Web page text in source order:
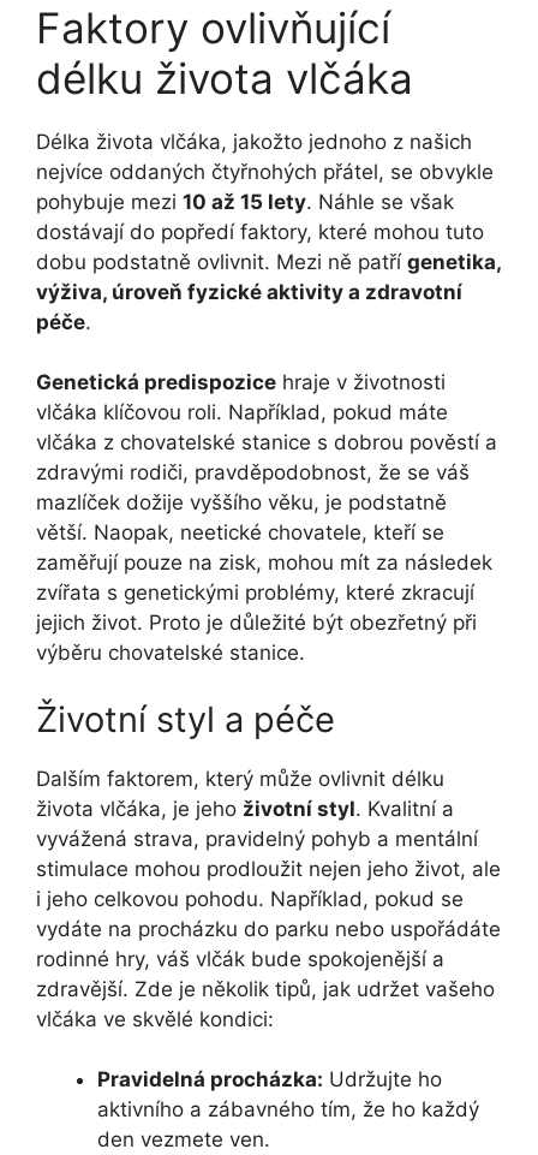
Faktory ovlivňující
délku života vlčáka
Délka života vlčáka, jakožto jednoho z našich
nejvíce oddaných čtyřnohých přátel, se obvykle
pohybuje mezi 10 až 15 lety. Náhle se však
dostávají do popředí faktory, které mohou tuto
dobu podstatně ovlivnit. Mezi ně patří genetika,
výživa, úroveň fyzické aktivity a zdravotní
péče.
Genetická predispozice hraje v životnosti
vlčáka klíčovou roli. Například, pokud máte
vlčáka z chovatelské stanice s dobrou pověstí a
zdravými rodiči, pravděpodobnost, že se váš
mazlíček dožije vyššího věku, je podstatně
větší. Naopak, neetické chovatele, kteří se
zaměřují pouze na zisk, mohou mít za následek
zvířata s genetickými problémy, které zkracují
jejich život. Proto je důležité být obezřetný při
výběru chovatelské stanice.
Životní styl a péče
Dalším faktorem, který může ovlivnit délku
života vlčáka, je jeho životní styl. Kvalitní a
vyvážená strava, pravidelný pohyb a mentální
stimulace mohou prodloužit nejen jeho život, ale
i jeho celkovou pohodu. Například, pokud se
vydáte na procházku do parku nebo uspořádáte
rodinné hry, váš vlčák bude spokojenější a
zdravější. Zde je několik tipů, jak udržet vašeho
vlčáka ve skvělé kondici:
Pravidelná procházka: Udržujte ho
aktivního a zábavného tím, že ho každý
den vezmete ven.